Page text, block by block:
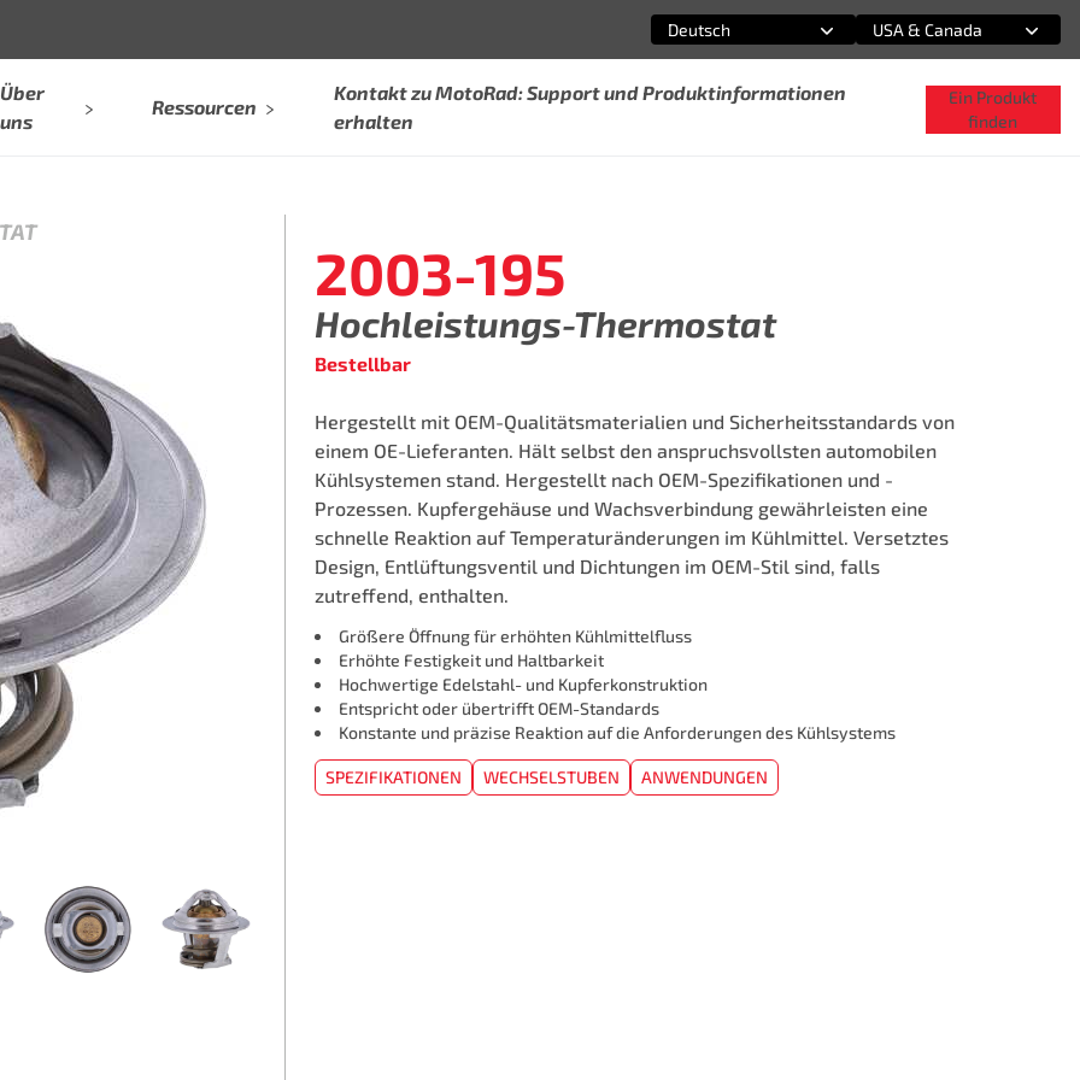
Wählen Sie eine Option
Deutsch
Wählen Sie eine Option
USA & Canada
Über
uns
Ressourcen
Kontakt zu MotoRad: Support und Produktinformationen
erhalten
Ein Produkt
finden
2003-195
Hochleistungs-Thermostat
Bestellbar
Hergestellt mit OEM-Qualitätsmaterialien und Sicherheitsstandards von
einem OE-Lieferanten. Hält selbst den anspruchsvollsten automobilen
Kühlsystemen stand. Hergestellt nach OEM-Spezifikationen und -
Prozessen. Kupfergehäuse und Wachsverbindung gewährleisten eine
schnelle Reaktion auf Temperaturänderungen im Kühlmittel. Versetztes
Design, Entlüftungsventil und Dichtungen im OEM-Stil sind, falls
zutreffend, enthalten.
Größere Öffnung für erhöhten Kühlmittelfluss
Erhöhte Festigkeit und Haltbarkeit
Hochwertige Edelstahl- und Kupferkonstruktion
Entspricht oder übertrifft OEM-Standards
Konstante und präzise Reaktion auf die Anforderungen des Kühlsystems
SPEZIFIKATIONEN WECHSELSTUBEN ANWENDUNGEN